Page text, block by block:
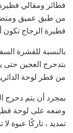
فطائر ومقالي
فطيرة الزجاج تكون
بالنسبة للقشرة
من قطر لوحة
بمجرد أن يتم دحرج
وضعه على لوحة
تمديد ، تاركًا عبوة